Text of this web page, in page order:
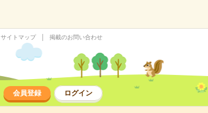
サイトマップ 掲載のお問い合わせ
会員登録 ログイン